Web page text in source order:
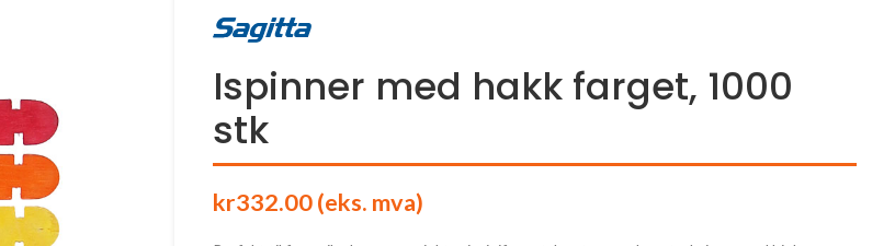
Ispinner med hakk farget, 1000
stk
kr332.00(eks. mva)